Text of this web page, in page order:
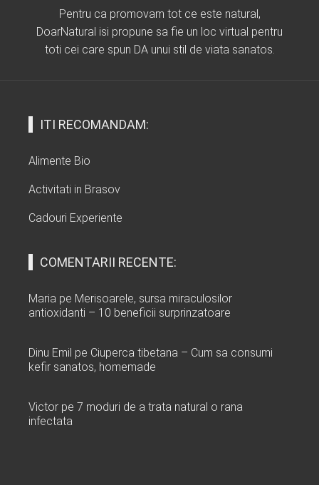
Pentru ca promovam tot ce este natural,
DoarNatural isi propune sa fie un loc virtual pentru
toti cei care spun DA unui stil de viata sanatos.
ITI RECOMANDAM:
Alimente Bio
Activitati in Brasov
Cadouri Experiente
COMENTARII RECENTE:
Maria pe Merisoarele, sursa miraculosilor
antioxidanti – 10 beneficii surprinzatoare
Dinu Emil pe Ciuperca tibetana – Cum sa consumi
kefir sanatos, homemade
Victor pe 7 moduri de a trata natural o rana
infectata